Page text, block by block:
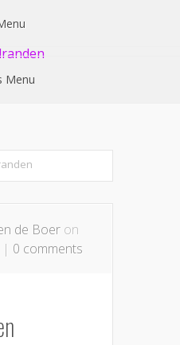
Menu
de Boer on
| 0 comments